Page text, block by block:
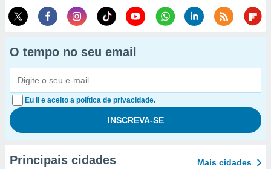
O tempo no seu email
Eu li e aceito a política de privacidade.
Principais cidades Mais cidades